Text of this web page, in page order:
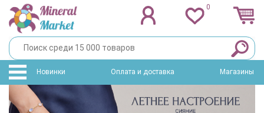
0
Новинки Оплата и доставка Магазины